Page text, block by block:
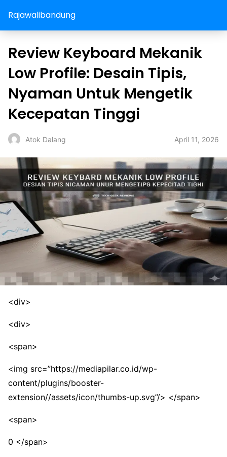
Rajawalibandung
Review Keyboard Mekanik
Low Profile: Desain Tipis,
Nyaman Untuk Mengetik
Kecepatan Tinggi
Atok Dalang April 11, 2026
<div>
<div>
<span>
<img src=”https://mediapilar.co.id/wp-
content/plugins/booster-
extension//assets/icon/thumbs-up.svg”/> </span>
<span>
0 </span>